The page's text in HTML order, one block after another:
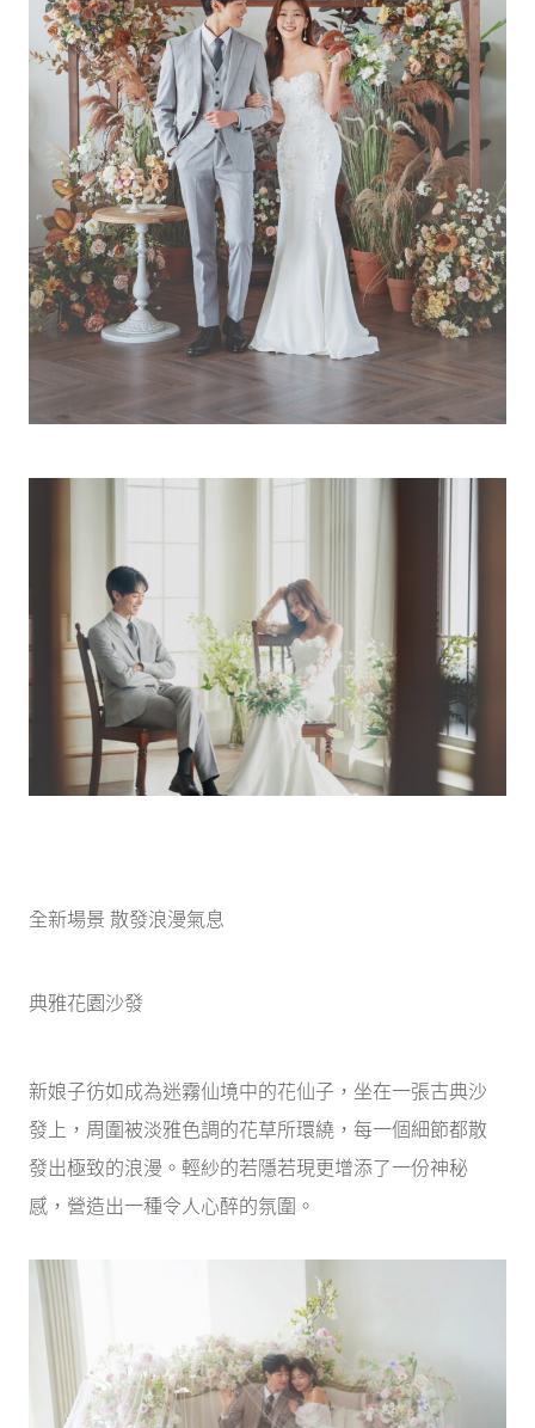
全新場景 散發浪漫氣息
典雅花園沙發
新娘子彷如成為迷霧仙境中的花仙子，坐在一張古典沙
發上，周圍被淡雅色調的花草所環繞，每一個細節都散
發出極致的浪漫。輕紗的若隱若現更增添了一份神秘
感，營造出一種令人心醉的氛圍。